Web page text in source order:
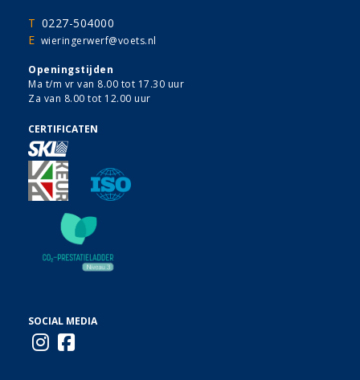
T 0227-504000
E wieringerwerf@voets.nl
Openingstijden
Ma t/m vr van 8.00 tot 17.30 uur
Za van 8.00 tot 12.00 uur
CERTIFICATEN
SOCIAL MEDIA